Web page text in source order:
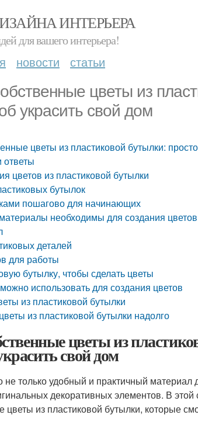
ИНТЕРЬЕРА
для вашего интерьера!
новости статьи
цветы из
украсить свой дом
цветы из пластиковой бутылки:
цветов из пластиковой бутылки
бутылок
пошагово для начинающих
необходимы для создания
деталей
для работы
бутылку, чтобы сделать цветы
использовать для создания цветов
из пластиковой бутылки
из пластиковой бутылки надолго
цветы из
свой дом
не только удобный и практичный
декоративных элементов. В этой
цветы из пластиковой бутылки, которые